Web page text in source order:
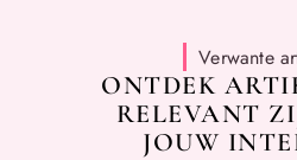
Verwante
ONTDEK
RELEVANT
JOUW